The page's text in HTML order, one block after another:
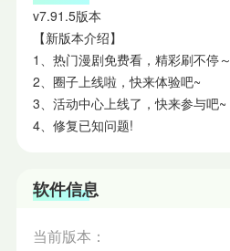
v7.91.5版本
【新版本介绍】
1、热门漫剧免费看，精彩刷不停～
2、圈子上线啦，快来体验吧~
3、活动中心上线了，快来参与吧~
4、修复已知问题!
软件信息
当前版本：